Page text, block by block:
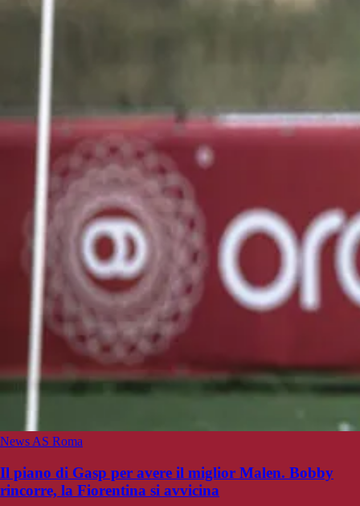
News AS Roma
Il piano di Gasp per avere il miglior Malen. Bobby
rincorre, la Fiorentina si avvicina